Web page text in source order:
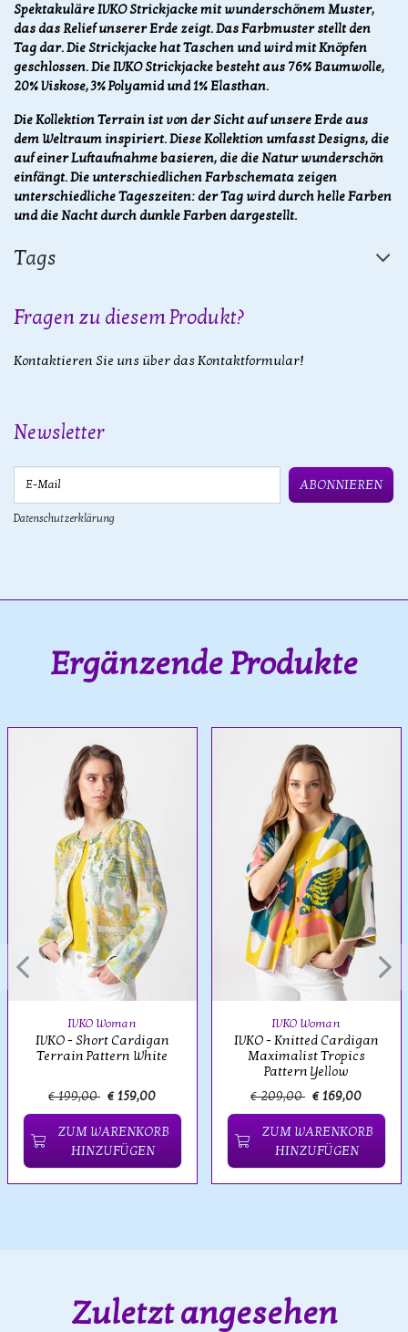
Spektakuläre IVKO Strickjacke mit wunderschönem Muster,
das das Relief unserer Erde zeigt. Das Farbmuster stellt den
Tag dar. Die Strickjacke hat Taschen und wird mit Knöpfen
geschlossen. Die IVKO Strickjacke besteht aus 76% Baumwolle,
20% Viskose, 3% Polyamid und 1% Elasthan.
Die Kollektion Terrain ist von der Sicht auf unsere Erde aus
dem Weltraum inspiriert. Diese Kollektion umfasst Designs, die
auf einer Luftaufnahme basieren, die die Natur wunderschön
einfängt. Die unterschiedlichen Farbschemata zeigen
unterschiedliche Tageszeiten: der Tag wird durch helle Farben
und die Nacht durch dunkle Farben dargestellt.
Tags
Fragen zu diesem Produkt?
Kontaktieren Sie uns über das Kontaktformular!
Newsletter
ABONNIEREN
Datenschutzerklärung
Ergänzende Produkte
IVKO Woman
IVKO - Short Cardigan
Terrain Pattern White
€ 199,00 € 159,00
ZUM WARENKORB
HINZUFÜGEN
IVKO Woman
IVKO - Knitted Cardigan
Maximalist Tropics
Pattern Yellow
€ 209,00 € 169,00
ZUM WARENKORB
HINZUFÜGEN
Zuletzt angesehen